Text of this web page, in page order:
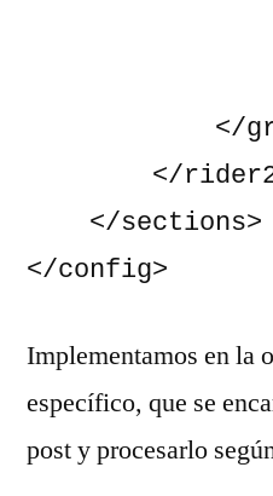
</config>
Implementamos en la
específico, que se
post y procesarlo